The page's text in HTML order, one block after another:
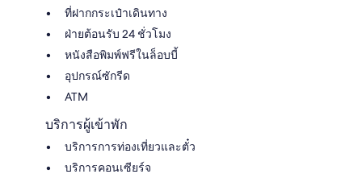
ที่ฝากกระเป๋าเดินทาง
ฝ่ายต้อนรับ 24 ชั่วโมง
หนังสือพิมพ์ฟรีในล็อบบี้
อุปกรณ์ซักรีด
ATM
บริการผู้เข้าพัก
บริการการท่องเที่ยวและตั๋ว
บริการคอนเซียร์จ